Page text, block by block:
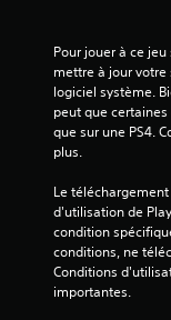
Pour jouer à ce
mettre à jour
logiciel système.
peut que
que sur une PS4.
plus.
Le
d'utilisation de
condition
conditions, ne
Conditions
importantes.